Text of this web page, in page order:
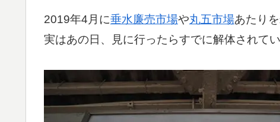
2019年4月に垂水廉売市場や丸五市場あたり
実はあの日、見に行ったらすでに解体されて